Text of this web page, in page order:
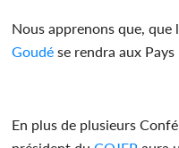
Nous apprenons que, que
Goudé se rendra aux Pays
En plus de plusieurs